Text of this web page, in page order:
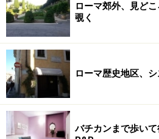
ローマ郊外、見ど
覗く
ローマ歴史地区、
バチカンまで歩い